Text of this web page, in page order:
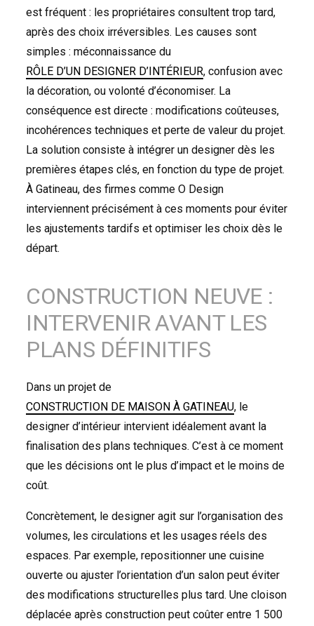
est fréquent : les propriétaires consultent trop tard,
après des choix irréversibles. Les causes sont
simples : méconnaissance du
RÔLE D’UN DESIGNER D’INTÉRIEUR, confusion avec
la décoration, ou volonté d’économiser. La
conséquence est directe : modifications coûteuses,
incohérences techniques et perte de valeur du projet.
La solution consiste à intégrer un designer dès les
premières étapes clés, en fonction du type de projet.
À Gatineau, des firmes comme O Design
interviennent précisément à ces moments pour éviter
les ajustements tardifs et optimiser les choix dès le
départ.
CONSTRUCTION NEUVE :
INTERVENIR AVANT LES
PLANS DÉFINITIFS
Dans un projet de
CONSTRUCTION DE MAISON À GATINEAU, le
designer d’intérieur intervient idéalement avant la
finalisation des plans techniques. C’est à ce moment
que les décisions ont le plus d’impact et le moins de
coût.
Concrètement, le designer agit sur l’organisation des
volumes, les circulations et les usages réels des
espaces. Par exemple, repositionner une cuisine
ouverte ou ajuster l’orientation d’un salon peut éviter
des modifications structurelles plus tard. Une cloison
déplacée après construction peut coûter entre 1 500